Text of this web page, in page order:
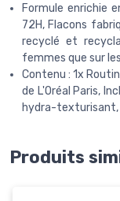
Formule enrichie
72H, Flacons
recyclé et
femmes que sur
Contenu : 1x
de L'Oréal Paris,
hydra-texturisant,
Produits